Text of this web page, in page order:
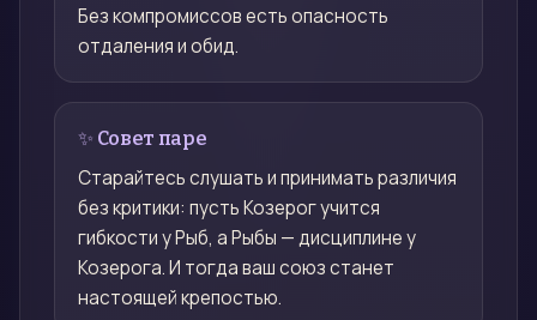
Без компромиссов есть опасность
отдаления и обид.
✨ Совет паре
Старайтесь слушать и принимать различия
без критики: пусть Козерог учится
гибкости у Рыб, а Рыбы — дисциплине у
Козерога. И тогда ваш союз станет
настоящей крепостью.